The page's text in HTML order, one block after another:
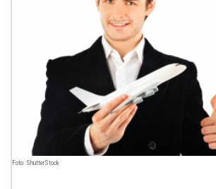
Foto: ShutterStock